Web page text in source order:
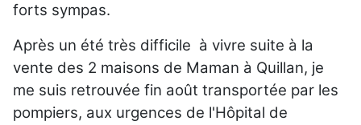
forts sympas.
Après un été très difficile à vivre suite à la
vente des 2 maisons de Maman à Quillan, je
me suis retrouvée fin août transportée par les
pompiers, aux urgences de l'Hôpital de